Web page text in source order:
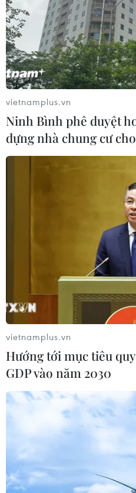
vietnamplus.vn
Ninh Bình phê duyệt
dựng nhà chung cư
vietnamplus.vn
Hướng tới mục tiêu
GDP vào năm 2030